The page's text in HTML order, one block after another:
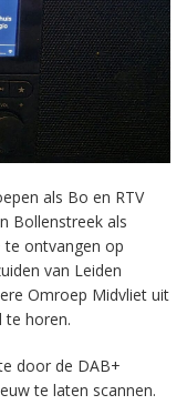
als Bo en RTV
Bollenstreek als
te ontvangen op
van Leiden
Omroep Midvliet uit
te horen.
door de DAB+
te laten scannen.